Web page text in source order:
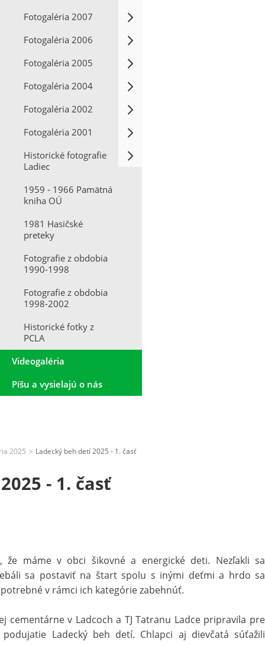
Fotogaléria 2007
Fotogaléria 2006
Fotogaléria 2005
Fotogaléria 2004
Fotogaléria 2002
Fotogaléria 2001
Historické fotografie
Ladiec
1959 - 1966 Pamätná
kniha OÚ
1981 Hasičské
preteky
Fotografie z obdobia
1990-1998
Fotografie z obdobia
1998-2002
Historické fotky z
PCLA
Videogaléria
Píšu a vysielajú o nás
2025 > Ladecký beh detí 2025 - 1. časť
- 1. časť
že máme v obci šikovné a energické deti. Nezľakli sa
sa postaviť na štart spolu s inými deťmi a hrdo sa
v rámci ich kategórie zabehnúť.
cementárne v Ladcoch a TJ Tatranu Ladce pripravila pre
Ladecký beh detí. Chlapci aj dievčatá súťažili